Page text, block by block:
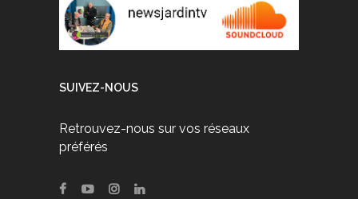
SUIVEZ-NOUS
Retrouvez-nous sur vos réseaux
préférés